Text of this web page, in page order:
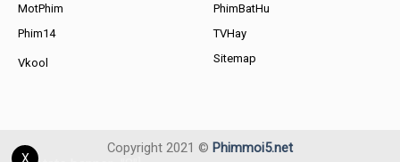
MotPhim
Phim14
Vkool
PhimBatHu
TVHay
Sitemap
X
Copyright 2021 © Phimmoi5.net